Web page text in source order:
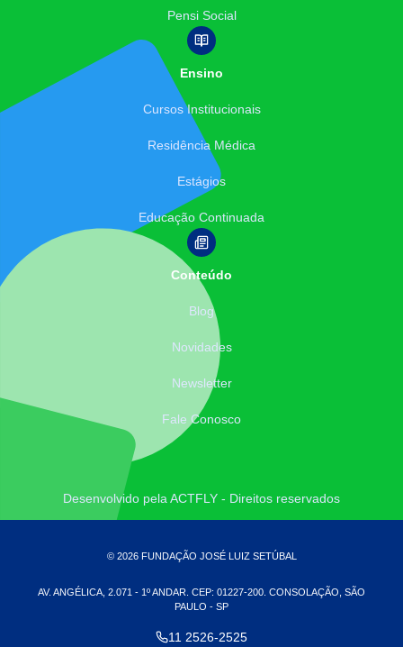
Pensi Social
Ensino
Cursos Institucionais
Residência Médica
Estágios
Educação Continuada
Conteúdo
Blog
Novidades
Newsletter
Fale Conosco
Desenvolvido pela ACTFLY - Direitos reservados
© 2026 FUNDAÇÃO JOSÉ LUIZ SETÚBAL
AV. ANGÉLICA, 2.071 - 1º ANDAR. CEP: 01227-200. CONSOLAÇÃO, SÃO
PAULO - SP
11 2526-2525